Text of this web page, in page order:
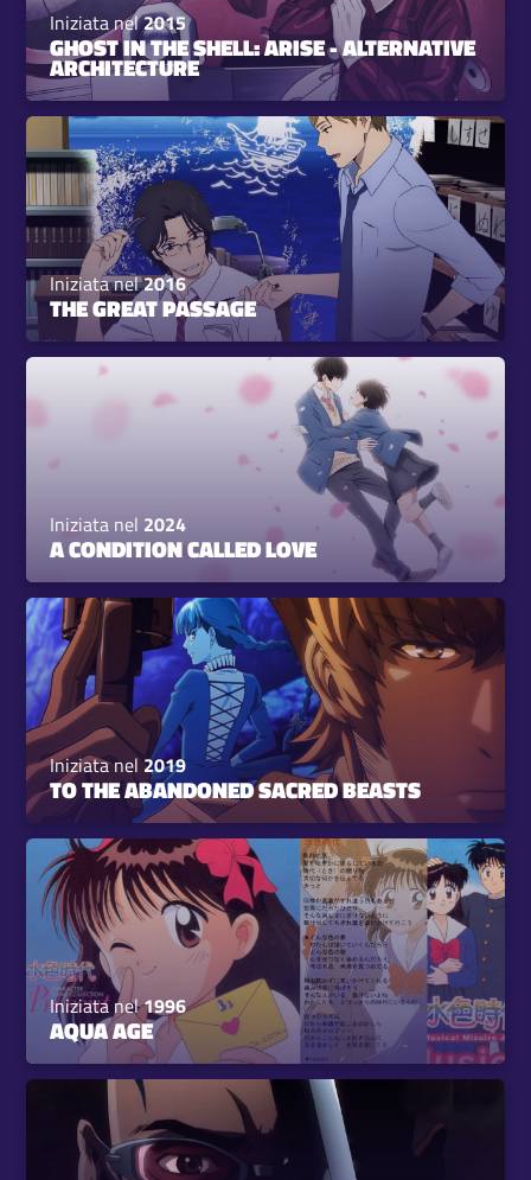
Iniziata nel2015
GHOST IN THE SHELL: ARISE - ALTERNATIVE
ARCHITECTURE
Iniziata nel2016
THE GREAT PASSAGE
Iniziata nel 2024
A CONDITION CALLED LOVE
Iniziata nel 2019
TO THE ABANDONED SACRED BEASTS
Iniziata nel1996
AQUA AGE